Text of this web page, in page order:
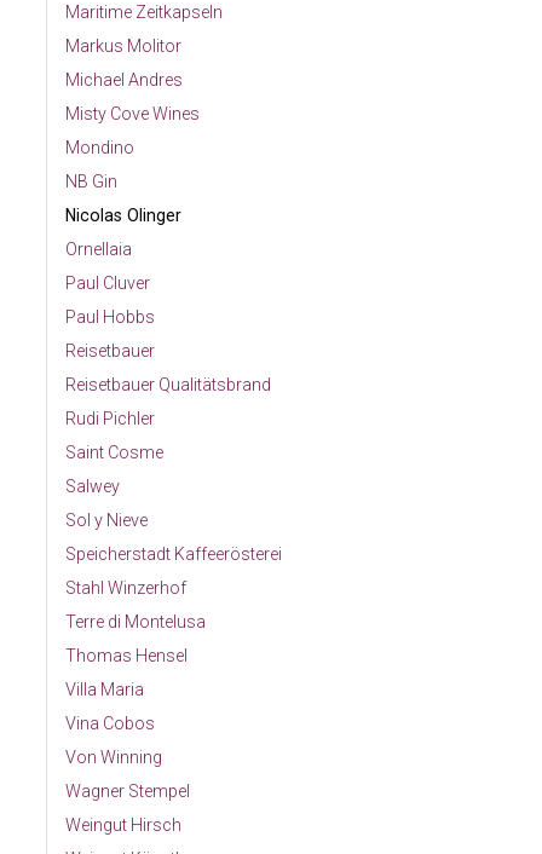
Maritime Zeitkapseln
Markus Molitor
Michael Andres
Misty Cove Wines
Mondino
NB Gin
Nicolas Olinger
Ornellaia
Paul Cluver
Paul Hobbs
Reisetbauer
Reisetbauer Qualitätsbrand
Rudi Pichler
Saint Cosme
Salwey
Sol y Nieve
Speicherstadt Kaffeerösterei
Stahl Winzerhof
Terre di Montelusa
Thomas Hensel
Villa Maria
Vina Cobos
Von Winning
Wagner Stempel
Weingut Hirsch